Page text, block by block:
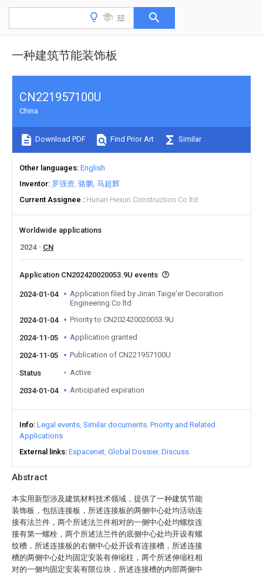
一种建筑节能装饰板
Abstract
本实用新型涉及建筑材料技术领域，提供了一种建筑节能
装饰板，包括连接板，所述连接板的两侧中心处均活动连
接有法兰件，两个所述法兰件相对的一侧中心处均螺纹连
接有第一螺栓，两个所述法兰件的底侧中心处均开设有螺
纹槽，所述连接板的右侧中心处开设有连接槽，所述连接
槽的两侧中心处均固定安装有伸缩柱，两个所述伸缩柱相
对的一侧均固定安装有限位块，所述连接槽的内部两侧中
CN221957100U
China
Download PDF Find Prior Art Similar
Other languages English
Inventor 罗强资 骆鹏 马超辉
Current Assignee
Hunan Hexun Construction Co ltd
Worldwide applications
2024
CN
Application CN202420020053.9U events
2024-01-04
Application filed by Jinan Taige'er Decoration
Engineering Co ltd
2024-01-04
Priority to CN202420020053.9U
2024-11-05 Application granted
2024-11-05 Publication of CN221957100U
Status Active
2034-01-04 Anticipated expiration
Info Legal events Similar documents Priority and Related
Applications
External links Espacenet Global Dossier Discuss